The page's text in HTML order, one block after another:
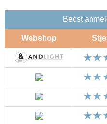
Bedst
Webshop